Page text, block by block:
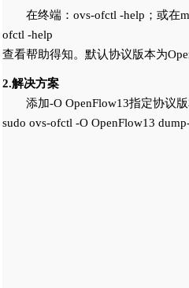
在终端：ovs-ofctl -help；或在
ofctl -help
查看帮助得知。默认协议版本为
2.解决方案
添加-O OpenFlow13指定协议版
sudo ovs-ofctl -O OpenFlow13